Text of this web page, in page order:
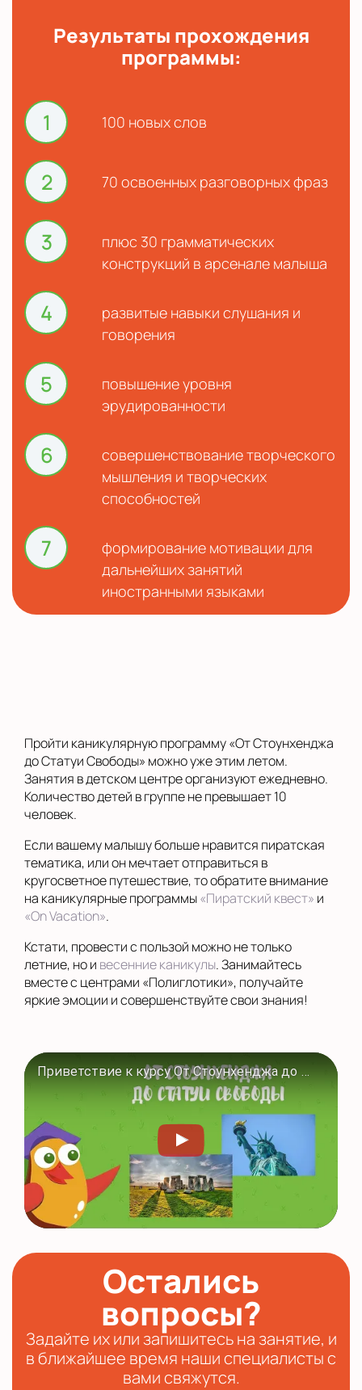
Результаты прохождения
программы:
1 100 новых слов
2 70 освоенных разговорных фраз
3
плюс 30 грамматических
конструкций в арсенале малыша
4
развитые навыки слушания и
говорения
5
повышение уровня
эрудированности
6
совершенствование творческого
мышления и творческих
способностей
7
формирование мотивации для
дальнейших занятий
иностранными языками
Пройти каникулярную программу «От Стоунхенджа
до Статуи Свободы» можно уже этим летом.
Занятия в детском центре организуют ежедневно.
Количество детей в группе не превышает 10
человек.
Если вашему малышу больше нравится пиратская
тематика, или он мечтает отправиться в
кругосветное путешествие, то обратите внимание
на каникулярные программы«Пиратский квест» и
«On Vacation».
Кстати, провести с пользой можно не только
летние, но и весенние каникулы. Занимайтесь
вместе с центрами «Полиглотики», получайте
яркие эмоции и совершенствуйте свои знания!
Приветствие к курсу От Стоунхенджа до Статуи Свободы
Остались
вопросы?
Задайте их или запишитесь на занятие, и
в ближайшее время наши специалисты с
вами свяжутся.